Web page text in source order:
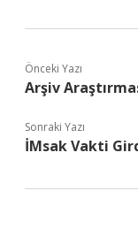
Önceki Yazı
Arşiv
Sonraki Yazı
İMsak Vakti